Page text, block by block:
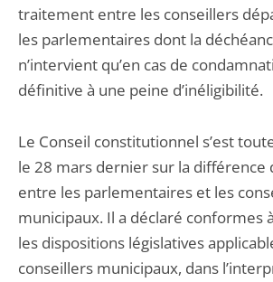
traitement entre les conseillers
les parlementaires dont la
n’intervient qu’en cas de
définitive à une peine d’inéligibilité.
Le Conseil constitutionnel s’est
le 28 mars dernier sur la
entre les parlementaires et les
municipaux. Il a déclaré conformes
les dispositions législatives
conseillers municipaux, dans